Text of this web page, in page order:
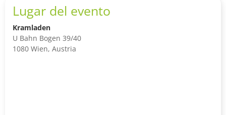
Lugar del evento
Kramladen
U Bahn Bogen 39/40
1080 Wien, Austria